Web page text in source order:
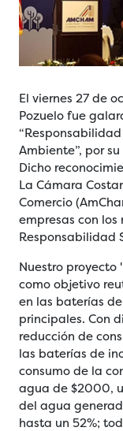
El viernes 27 de
Pozuelo fue
Ambiente”, por
Dicho
La Cámara
Comercio
empresas con los
Responsabilidad
Nuestro
como objetivo
en las baterías
principales. Con
reducción de
las baterías de
consumo de la
agua de $2000,
del agua
hasta un 52%;